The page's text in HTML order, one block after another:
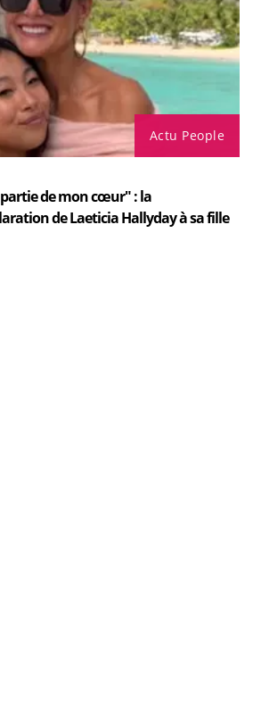
Actu People
partie de mon cœur" : la
de Laeticia Hallyday à sa fille